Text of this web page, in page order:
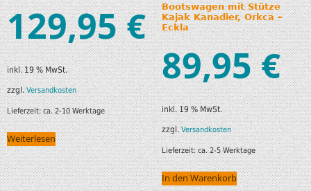
129,95€
inkl. 19 % MwSt.
zzgl.Versandkosten
Lieferzeit:ca. 2-10 Werktage
Weiterlesen
Bootswagen mit Stütze
Kajak Kanadier, Orkca –
Eckla
89,95€
inkl. 19 % MwSt.
zzgl.Versandkosten
Lieferzeit:ca. 2-5 Werktage
In den Warenkorb